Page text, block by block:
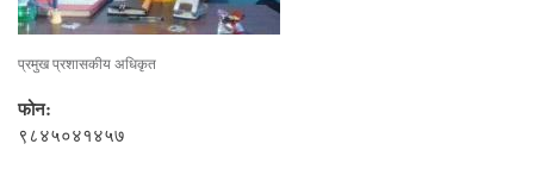
प्रमुख प्रशासकीय अधिकृत
फोन:
९८४५०४१४५७